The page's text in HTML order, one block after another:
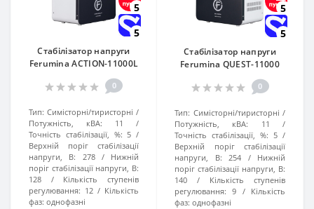
5
5
Стабілізатор напруги
Ferumina ACTION-11000L
0
Тип: Симісторні/тиристорні
Потужність, кВА:
11
Точність стабілізації, %: 5
Верхній поріг стабілізації
напруги, В:
278
Нижній
поріг стабілізації напруги, В:
128
Кількість ступенів
регулювання: 12
Кількість
фаз: однофазні
5
5
Стабілізатор напруги
Ferumina QUEST-11000
0
Тип: Симісторні/тиристорні
Потужність, кВА:
11
Точність стабілізації, %: 5
Верхній поріг стабілізації
напруги, В:
254
Нижній
поріг стабілізації напруги, В:
140
Кількість ступенів
регулювання:
9
Кількість
фаз: однофазні